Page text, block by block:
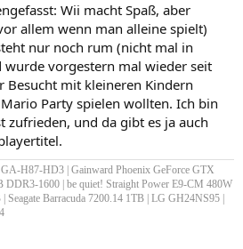
Wii macht Spaß, aber
allem wenn man alleine spielt)
nur noch rum (nicht mal in
wurde vorgestern mal wieder seit
Besucht mit kleineren Kindern
Party spielen wollten. Ich bin
zufrieden, und da gibt es ja auch
H87-HD3 | Gainward Phoenix GeForce GTX
DDR3-1600 | be quiet! Straight Power E9-CM 480W
Seagate Barracuda 7200.14 1TB | LG GH24NS95 |